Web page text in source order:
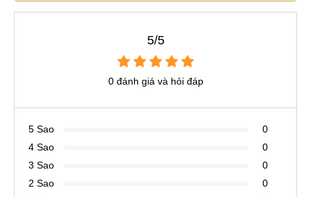
5/5
0 đánh giá và hỏi đáp
5 Sao
0
4 Sao
0
3 Sao
0
2 Sao
0